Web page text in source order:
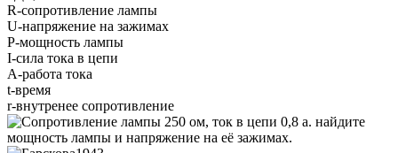
R-сопротивление лампы
U-напряжение на зажимах
P-мощность лампы
I-сила тока в цепи
A-работа тока
t-время
r-внутренее сопротивление